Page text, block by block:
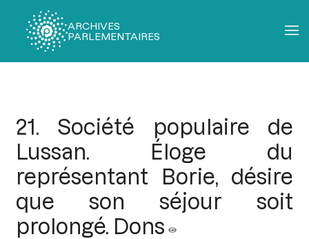
ARCHIVES
PARLEMENTAIRES
21. Société populaire de
Lussan. Éloge du
représentant Borie, désire
que son séjour soit
prolongé. Dons